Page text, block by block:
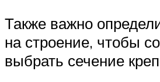
Также важно
на строение, чтобы
выбрать сечение